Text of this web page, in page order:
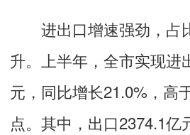
进出口增速强劲，占
升。上半年，全市实现进
元，同比增长21.0%，高
点。其中，出口2374.1亿